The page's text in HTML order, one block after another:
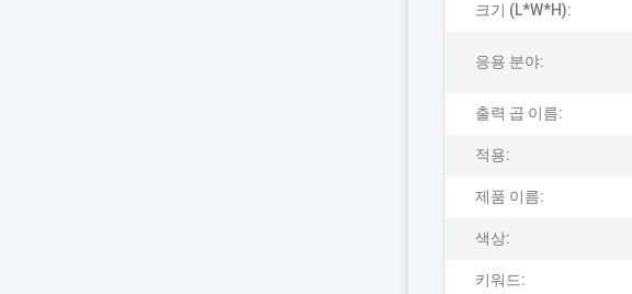
크기 (L*W*H):
응용 분야:
출력 곱 이름:
적용:
제품 이름:
색상:
키워드: